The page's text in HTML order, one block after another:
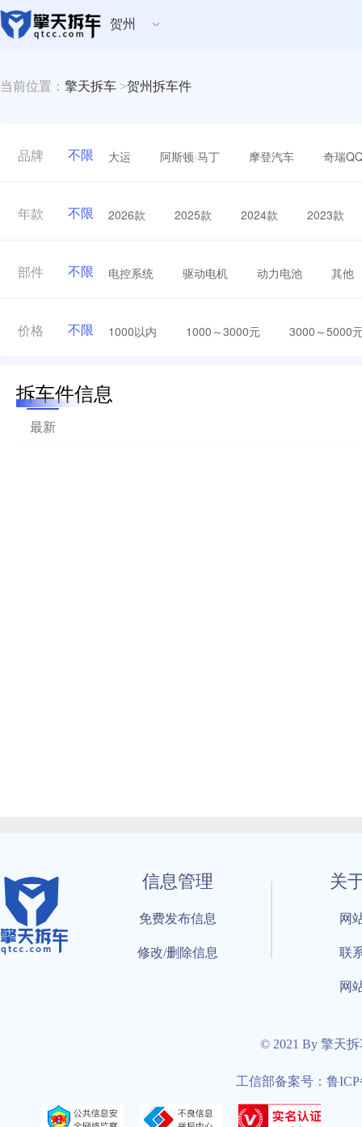
贺州
当前位置： 擎天拆车 >贺州拆车件
品牌 不限 大运 阿斯顿·马丁 摩登汽车 奇瑞
年款 不限 2026款 2025款 2024款 2023款
部件 不限 电控系统 驱动电机 动力电池 其他
价格 不限 1000以内 1000～3000元 3000～5000
拆车件信息
最新
信息管理
免费发布信息
修改/删除信息
关
网
联
网
© 2021 By 擎天
工信部备案号：鲁